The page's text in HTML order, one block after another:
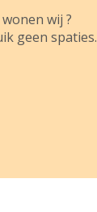
wij ?
geen spaties.